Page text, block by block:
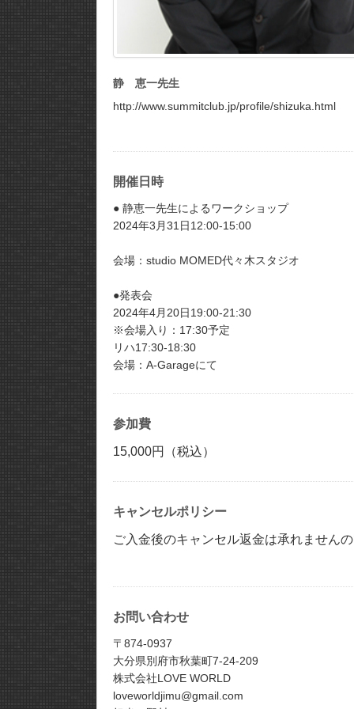
静 恵一先生
http://www.summitclub.jp/profile/shizuka.html
開催日時
● 静恵一先生によるワークショップ
2024年3月31日12:00-15:00
会場：studio MOMED代々木スタジオ
●発表会
2024年4月20日19:00-21:30
※会場入り：17:30予定
リハ17:30-18:30
会場：A-Garageにて
参加費
15,000円（税込）
キャンセルポリシー
ご入金後のキャンセル返金は承れません
お問い合わせ
〒874-0937
大分県別府市秋葉町7-24-209
株式会社LOVE WORLD
loveworldjimu@gmail.com